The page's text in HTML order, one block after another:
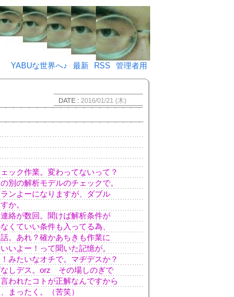
戯言･･･♪)÷2
YABUな世界へ♪
最新 RSS 管理者用
DATE : 2016/01/21 (木)
ック作業。変わってないって？
別の解析モデルのチェックで。
ンよーになりますが、ダブル
か。
絡が数回。聞けば解析条件が
くていい条件も入ってる為、
。あれ？確かあちきも作業に
いよー！って聞いた記憶が。
みたいなオチで。マヂデスか？
しデス。orz その場しのぎで
われたコトが正解なんですから
まったく。（苦笑）